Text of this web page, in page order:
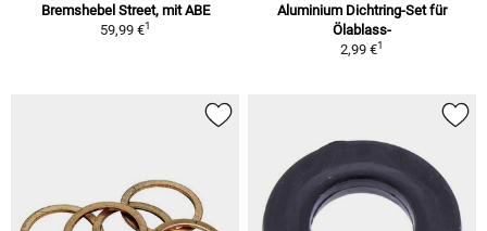
Bremshebel Street, mit ABE
59,99 €1
Aluminium Dichtring-Set für
Ölablass-
2,99 €1